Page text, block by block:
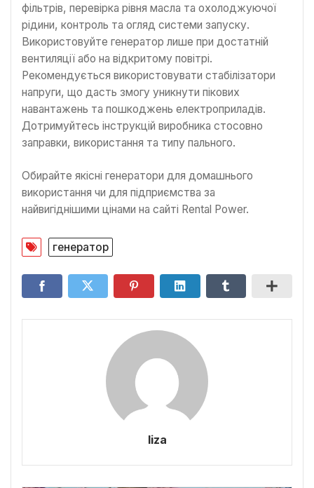
фільтрів, перевірка рівня масла та охолоджуючої
рідини, контроль та огляд системи запуску.
Використовуйте генератор лише при достатній
вентиляції або на відкритому повітрі.
Рекомендується використовувати стабілізатори
напруги, що дасть змогу уникнути пікових
навантажень та пошкоджень електроприладів.
Дотримуйтесь інструкцій виробника стосовно
заправки, використання та типу пального.
Обирайте якісні генератори для домашнього
використання чи для підприємства за
найвигіднішими цінами на сайті Rental Power.
генератор
liza